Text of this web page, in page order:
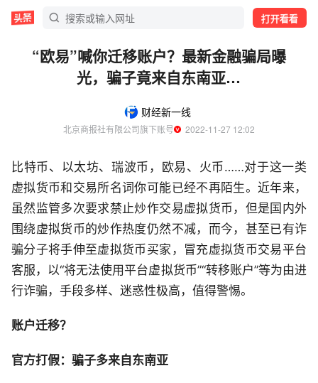
打开看看
“欧易”喊你迁移账户？最新金融骗局曝
光，骗子竟来自东南亚…
财经新一线
北京商报社有限公司旗下账号
  2022-11-27 12:02
比特币、以太坊、瑞波币，欧易、火币……对于这一类
虚拟货币和交易所名词你可能已经不再陌生。近年来，
虽然监管多次要求禁止炒作交易虚拟货币，但是国内外
围绕虚拟货币的炒作热度仍然不减，而今，甚至已有诈
骗分子将手伸至虚拟货币买家，冒充虚拟货币交易平台
客服，以“将无法使用平台虚拟货币”“转移账户”等为由进
行诈骗，手段多样、迷惑性极高，值得警惕。
账户迁移？
官方打假：骗子多来自东南亚